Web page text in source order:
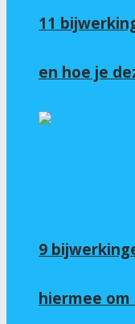
11
en hoe je
9
hiermee om